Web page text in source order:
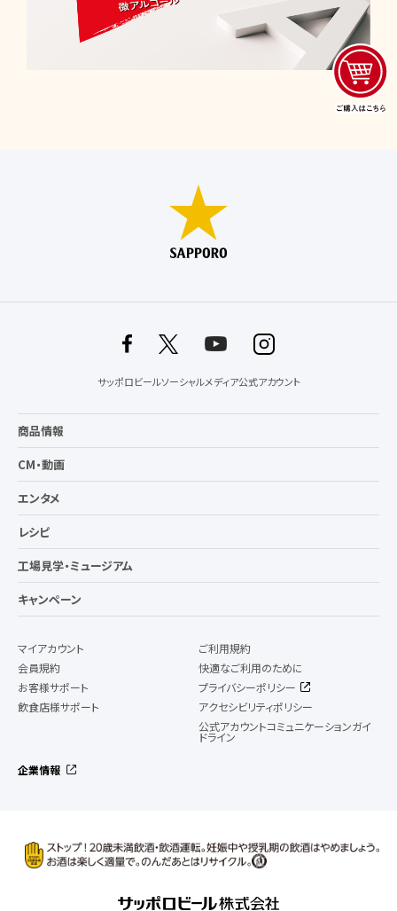
サッポロビールソーシャルメディア公式アカウント
商品情報
CM・動画
エンタメ
レシピ
工場見学・ミュージアム
キャンペーン
マイアカウント
会員規約
お客様サポート
飲食店様サポート
ご利用規約
快適なご利用のために
プライバシーポリシー
アクセシビリティポリシー
公式アカウントコミュニケーションガイ
ドライン
企業情報